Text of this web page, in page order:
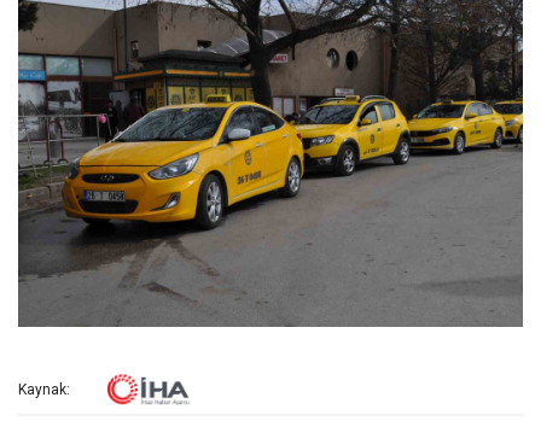
Kaynak: